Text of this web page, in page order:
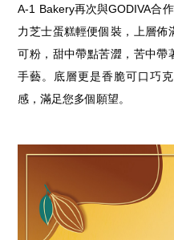
A-1 Bakery再次與GODIVA合
力芝士蛋糕輕便個裝，上層佈
可粉，甜中帶點苦澀，苦中帶
手藝。底層更是香脆可口巧克
感，滿足您多個願望。